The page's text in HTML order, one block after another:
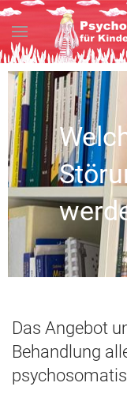
Das Angebot
Behandlung